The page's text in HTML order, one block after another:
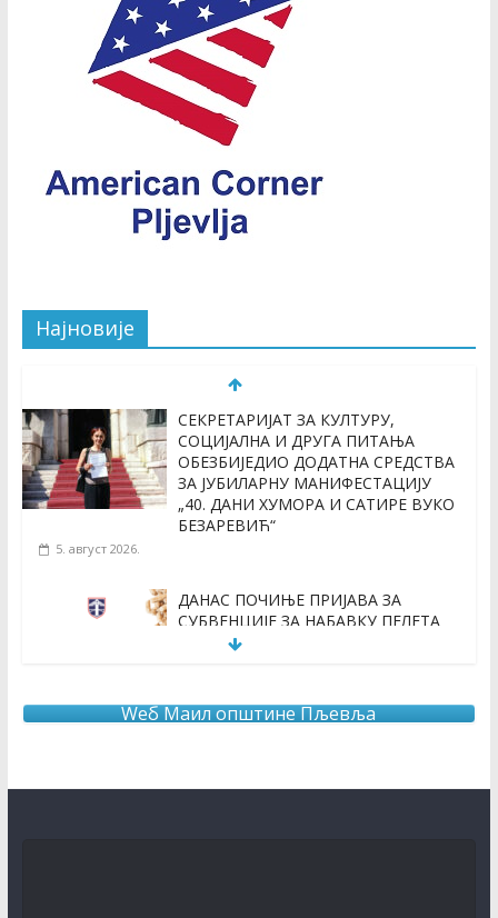
Најновије
СЕКРЕТАРИЈАТ ЗА КУЛТУРУ,
СОЦИЈАЛНА И ДРУГА ПИТАЊА
ОБЕЗБИЈЕДИО ДОДАТНА СРЕДСТВА
ЗА ЈУБИЛАРНУ МАНИФЕСТАЦИЈУ
„40. ДАНИ ХУМОРА И САТИРЕ ВУКО
БЕЗАРЕВИЋ“
5. август 2026.
ДАНАС ПОЧИЊЕ ПРИЈАВА ЗА
СУБВЕНЦИЈЕ ЗА НАБАВКУ ПЕЛЕТА
3. август 2026.
Wеб Маил општине Пљевља